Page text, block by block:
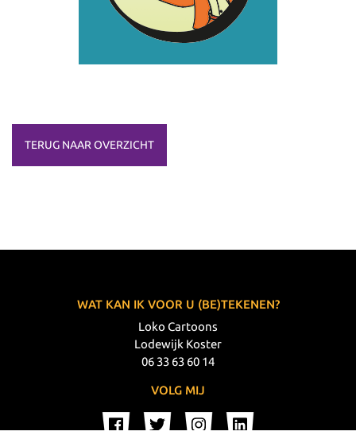
TERUG NAAR OVERZICHT
WAT KAN IK VOOR U (BE)TEKENEN?
Loko Cartoons
Lodewijk Koster
06 33 63 60 14
VOLG MIJ